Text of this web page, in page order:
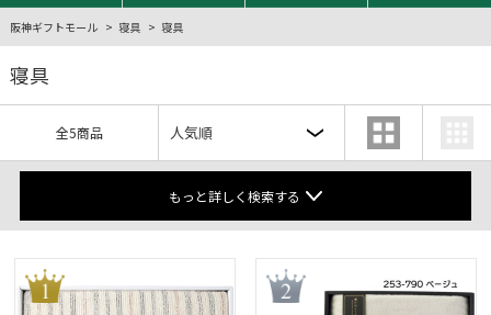
阪神ギフトモール 寝具 寝具
寝具
全5商品
もっと詳しく検索する